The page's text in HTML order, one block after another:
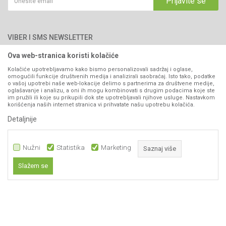
066/44-99-00
Kontakt
Isporuka
Pravo na odustajanje
Reklamacije
Povraćaj sredstava
Zamjena artikala
Plaćanje karticama
VIBER I SMS NEWSLETTER
PRATITE NAS
Ova web-stranica koristi kolačiće
Kolačiće upotrebljavamo kako bismo personalizovali sadržaj i oglase,
omogućili funkcije društvenih medija i analizirali saobraćaj. Isto tako, podatke
o vašoj upotrebi naše web-lokacije delimo s partnerima za društvene medije,
oglašavanje i analizu, a oni ih mogu kombinovati s drugim podacima koje ste
im pružili ili koje su prikupili dok ste upotrebljavali njihove usluge. Nastavkom
korišćenja naših internet stranica vi prihvatate našu upotrebu kolačića.
Detaljnije
Nužni Statistika Marketing Saznaj više
Slažem se